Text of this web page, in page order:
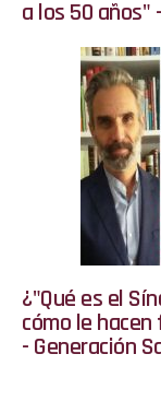
a los 50 años"
¿"Qué es el
cómo le
- Generación